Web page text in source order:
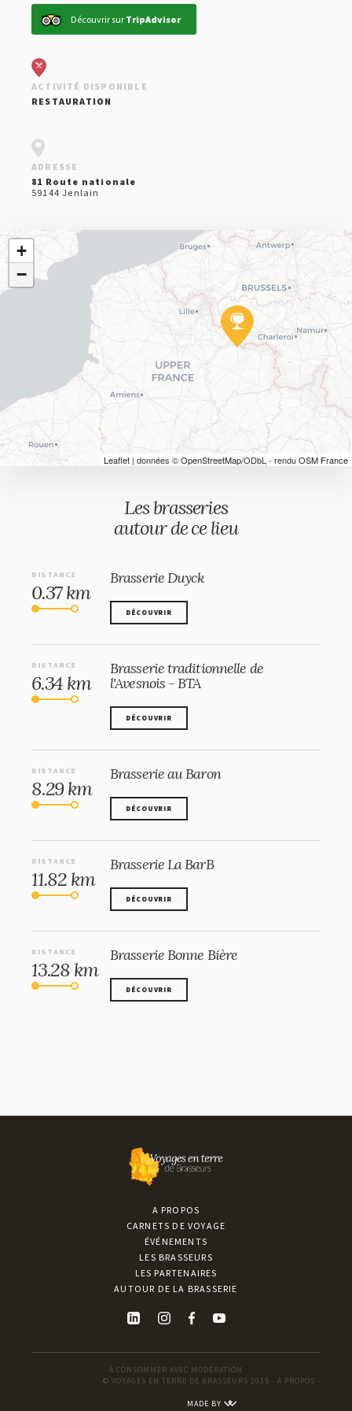
HÉBERGEMENT
Découvrir sur TripAdvisor
ACTIVITÉ DISPONIBLE
RESTAURATION
ADRESSE
81 Route nationale
59144 Jenlain
+
−
Leaflet | données ©OpenStreetMap/ODbL - renduOSM France
Les brasseries
autour de ce lieu
DISTANCE
0.37 km
Brasserie Duyck
DÉCOUVRIR
DISTANCE
6.34 km
Brasserie traditionnelle de
l'Avesnois - BTA
DÉCOUVRIR
DISTANCE
8.29 km
Brasserie au Baron
DÉCOUVRIR
DISTANCE
11.82 km
Brasserie La BarB
DÉCOUVRIR
DISTANCE
13.28 km
Brasserie Bonne Bière
DÉCOUVRIR
A PROPOS
CARNETS DE VOYAGE
ÉVÉNEMENTS
LES BRASSEURS
LES PARTENAIRES
AUTOUR DE LA BRASSERIE
À CONSOMMER AVEC MODÉRATION
© VOYAGES EN TERRE DE BRASSEURS 2015 - À PROPOS -
MADE BY